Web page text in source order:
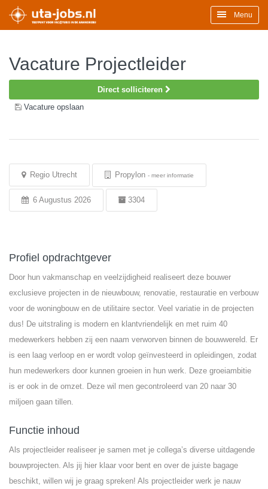
Menu
Vacature Projectleider
Direct solliciteren
Vacature opslaan
Regio Utrecht Propylon - meer informatie
6 Augustus 2026 3304
Profiel opdrachtgever
Door hun vakmanschap en veelzijdigheid realiseert deze bouwer
exclusieve projecten in de nieuwbouw, renovatie, restauratie en verbouw
voor de woningbouw en de utilitaire sector. Veel variatie in de projecten
dus! De uitstraling is modern en klantvriendelijk en met ruim 40
medewerkers hebben zij een naam verworven binnen de bouwwereld. Er
is een laag verloop en er wordt volop geïnvesteerd in opleidingen, zodat
hun medewerkers door kunnen groeien in hun werk. Deze groeiambitie
is er ook in de omzet. Deze wil men gecontroleerd van 20 naar 30
miljoen gaan tillen.
Functie inhoud
Als projectleider realiseer je samen met je collega’s diverse uitdagende
bouwprojecten. Als jij hier klaar voor bent en over de juiste bagage
beschikt, willen wij je graag spreken! Als projectleider werk je nauw